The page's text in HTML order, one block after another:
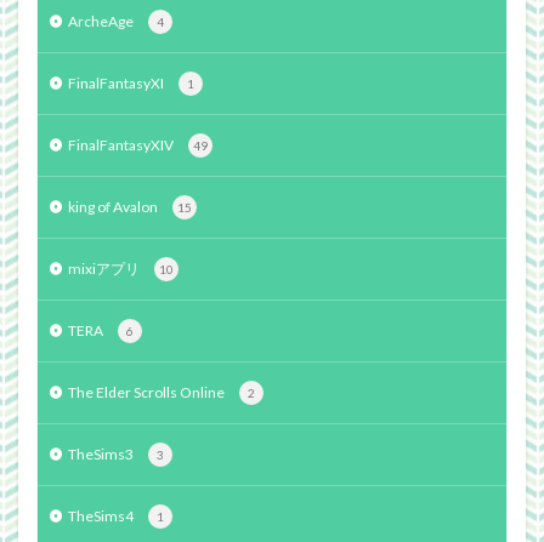
ArcheAge 4
FinalFantasyXI 1
FinalFantasyXIV 49
king of Avalon 15
mixiアプリ 10
TERA 6
The Elder Scrolls Online 2
TheSims3 3
TheSims4 1